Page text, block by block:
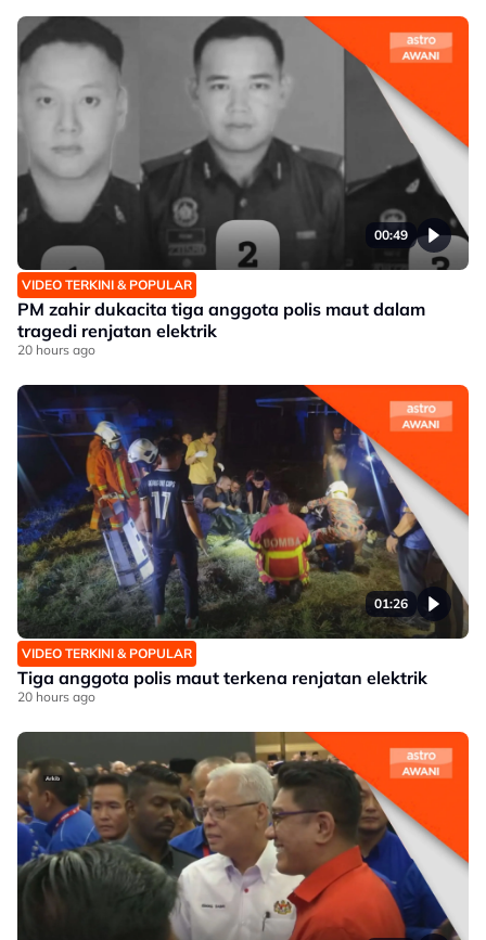
00:49
VIDEO TERKINI & POPULAR
PM zahir dukacita tiga anggota polis maut dalam
tragedi renjatan elektrik
20 hours ago
01:26
VIDEO TERKINI & POPULAR
Tiga anggota polis maut terkena renjatan elektrik
20 hours ago